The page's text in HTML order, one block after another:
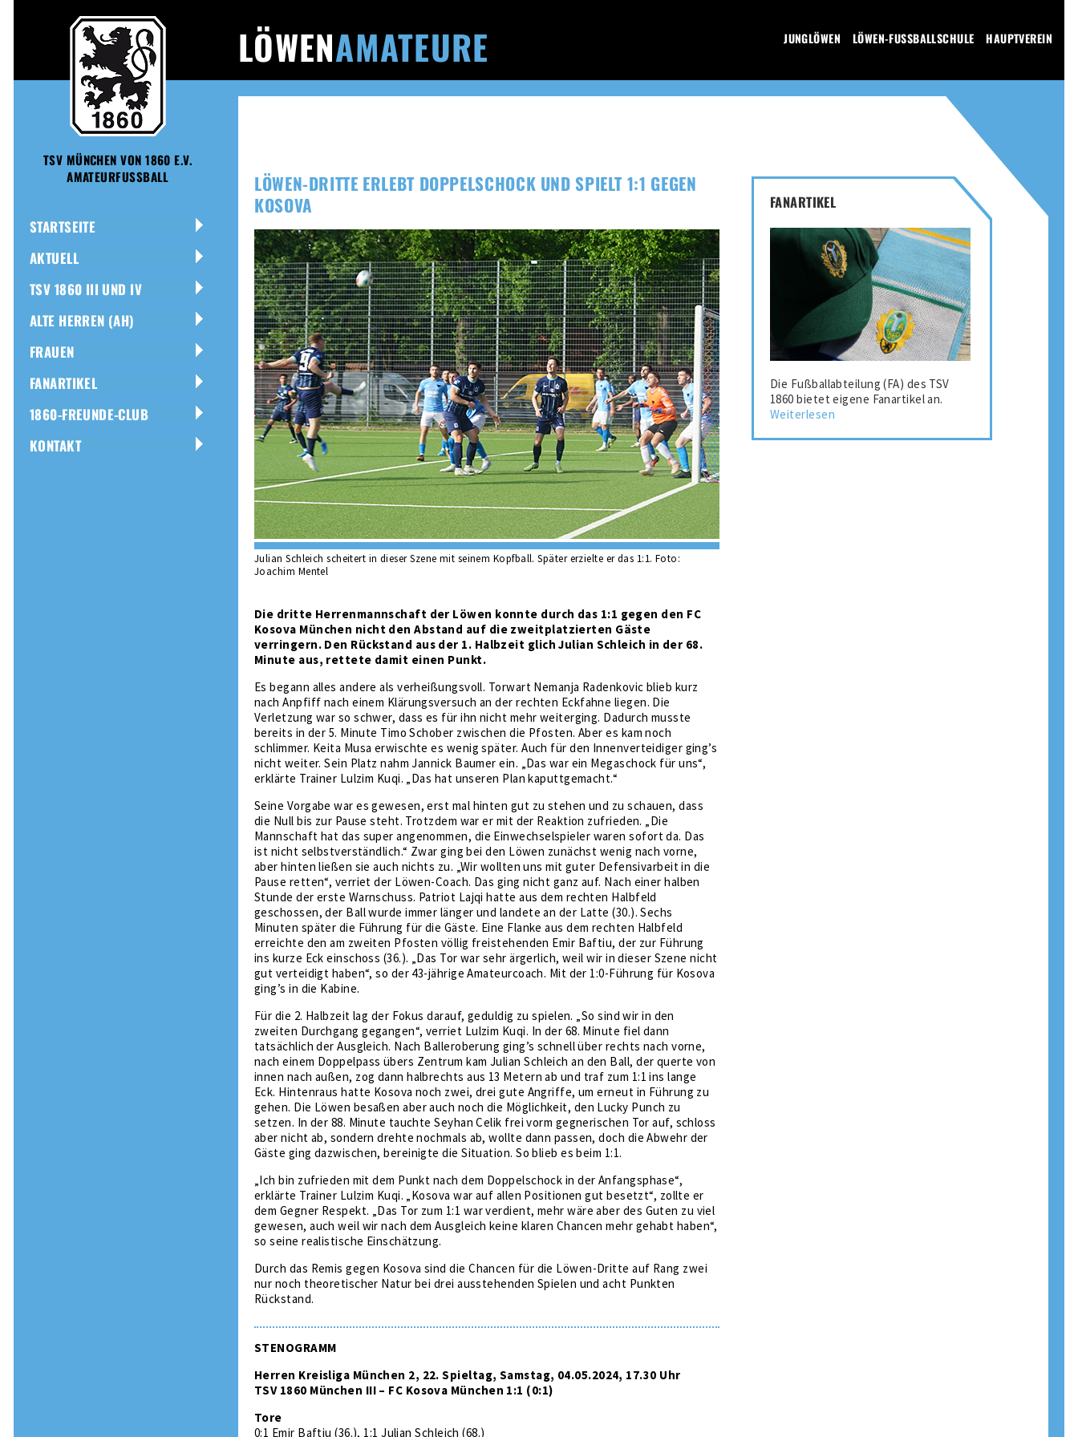
TSV MÜNCHEN VON 1860 E.V.
AMATEURFUSSBALL
LÖWENAMATEURE JUNGLÖWEN LÖWEN-FUSSBALLSCHULE HAUPTVEREIN
STARTSEITE
AKTUELL
TSV 1860 III UND IV
ALTE HERREN (AH)
FRAUEN
FANARTIKEL
1860-FREUNDE-CLUB
KONTAKT
LÖWEN-DRITTE ERLEBT DOPPELSCHOCK UND SPIELT 1:1 GEGEN
KOSOVA
Julian Schleich scheitert in dieser Szene mit seinem Kopfball. Später erzielte er das 1:1. Foto:
Joachim Mentel
Die dritte Herrenmannschaft der Löwen konnte durch das 1:1 gegen den FC
Kosova München nicht den Abstand auf die zweitplatzierten Gäste
verringern. Den Rückstand aus der 1. Halbzeit glich Julian Schleich in der 68.
Minute aus, rettete damit einen Punkt.
Es begann alles andere als verheißungsvoll. Torwart Nemanja Radenkovic blieb kurz
nach Anpfiff nach einem Klärungsversuch an der rechten Eckfahne liegen. Die
Verletzung war so schwer, dass es für ihn nicht mehr weiterging. Dadurch musste
bereits in der 5. Minute Timo Schober zwischen die Pfosten. Aber es kam noch
schlimmer. Keita Musa erwischte es wenig später. Auch für den Innenverteidiger ging’s
nicht weiter. Sein Platz nahm Jannick Baumer ein. „Das war ein Megaschock für uns“,
erklärte Trainer Lulzim Kuqi. „Das hat unseren Plan kaputtgemacht.“
Seine Vorgabe war es gewesen, erst mal hinten gut zu stehen und zu schauen, dass
die Null bis zur Pause steht. Trotzdem war er mit der Reaktion zufrieden. „Die
Mannschaft hat das super angenommen, die Einwechselspieler waren sofort da. Das
ist nicht selbstverständlich.“ Zwar ging bei den Löwen zunächst wenig nach vorne,
aber hinten ließen sie auch nichts zu. „Wir wollten uns mit guter Defensivarbeit in die
Pause retten“, verriet der Löwen-Coach. Das ging nicht ganz auf. Nach einer halben
Stunde der erste Warnschuss. Patriot Lajqi hatte aus dem rechten Halbfeld
geschossen, der Ball wurde immer länger und landete an der Latte (30.). Sechs
Minuten später die Führung für die Gäste. Eine Flanke aus dem rechten Halbfeld
erreichte den am zweiten Pfosten völlig freistehenden Emir Baftiu, der zur Führung
ins kurze Eck einschoss (36.). „Das Tor war sehr ärgerlich, weil wir in dieser Szene nicht
gut verteidigt haben“, so der 43-jährige Amateurcoach. Mit der 1:0-Führung für Kosova
ging’s in die Kabine.
Für die 2. Halbzeit lag der Fokus darauf, geduldig zu spielen. „So sind wir in den
zweiten Durchgang gegangen“, verriet Lulzim Kuqi. In der 68. Minute fiel dann
tatsächlich der Ausgleich. Nach Balleroberung ging’s schnell über rechts nach vorne,
nach einem Doppelpass übers Zentrum kam Julian Schleich an den Ball, der querte von
innen nach außen, zog dann halbrechts aus 13 Metern ab und traf zum 1:1 ins lange
Eck. Hintenraus hatte Kosova noch zwei, drei gute Angriffe, um erneut in Führung zu
gehen. Die Löwen besaßen aber auch noch die Möglichkeit, den Lucky Punch zu
setzen. In der 88. Minute tauchte Seyhan Celik frei vorm gegnerischen Tor auf, schloss
aber nicht ab, sondern drehte nochmals ab, wollte dann passen, doch die Abwehr der
Gäste ging dazwischen, bereinigte die Situation. So blieb es beim 1:1.
„Ich bin zufrieden mit dem Punkt nach dem Doppelschock in der Anfangsphase“,
erklärte Trainer Lulzim Kuqi. „Kosova war auf allen Positionen gut besetzt“, zollte er
dem Gegner Respekt. „Das Tor zum 1:1 war verdient, mehr wäre aber des Guten zu viel
gewesen, auch weil wir nach dem Ausgleich keine klaren Chancen mehr gehabt haben“,
so seine realistische Einschätzung.
Durch das Remis gegen Kosova sind die Chancen für die Löwen-Dritte auf Rang zwei
nur noch theoretischer Natur bei drei ausstehenden Spielen und acht Punkten
Rückstand.
STENOGRAMM
Herren Kreisliga München 2, 22. Spieltag, Samstag, 04.05.2024, 17.30 Uhr
TSV 1860 München III – FC Kosova München 1:1 (0:1)
Tore
0:1 Emir Baftiu (36.), 1:1 Julian Schleich (68.)
FANARTIKEL
Die Fußballabteilung (FA) des TSV
1860 bietet eigene Fanartikel an.
Weiterlesen